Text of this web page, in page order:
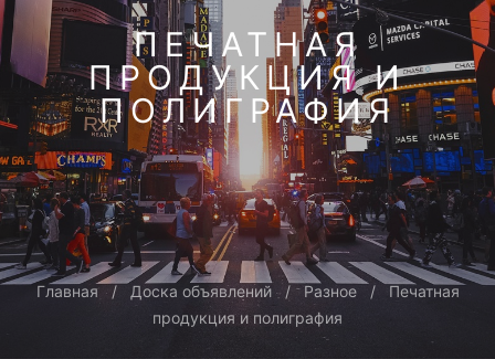
ПЕЧАТНАЯ
ПРОДУКЦИЯ И
ПОЛИГРАФИЯ
Главная Доска объявлений Разное
Печатная
продукция и полиграфия